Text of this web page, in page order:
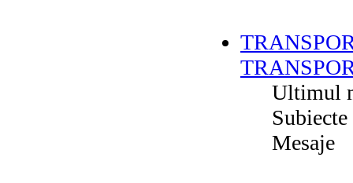
Ultimul
Subiecte
Mesaje